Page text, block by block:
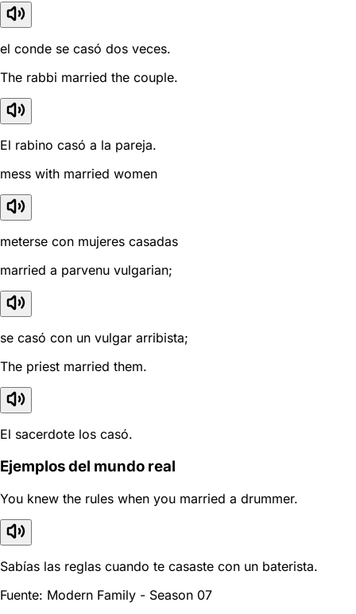
el conde se casó dos veces.
The rabbi married the couple.
El rabino casó a la pareja.
mess with married women
meterse con mujeres casadas
married a parvenu vulgarian;
se casó con un vulgar arribista;
The priest married them.
El sacerdote los casó.
Ejemplos del mundo real
You knew the rules when you married a drummer.
Sabías las reglas cuando te casaste con un baterista.
Fuente: Modern Family - Season 07